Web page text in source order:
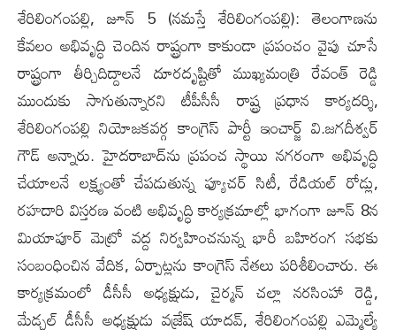
శేరిలింగంపల్లి, జూన్ 5 (న‌మ‌స్తే శేరిలింగంపల్లి): తెలంగాణను
కేవలం అభివృద్ధి చెందిన రాష్ట్రంగా కాకుండా ప్రపంచం వైపు చూసే
రాష్ట్రంగా తీర్చిదిద్దాలనే దూరదృష్టితో ముఖ్యమంత్రి రేవంత్ రెడ్డి
ముందుకు సాగుతున్నారని టీపీసీసీ రాష్ట్ర ప్రధాన కార్యదర్శి,
శేరిలింగంపల్లి నియోజకవర్గ కాంగ్రెస్ పార్టీ ఇంచార్జ్ వి.జ‌గ‌దీశ్వ‌ర్
గౌడ్‌ అన్నారు. హైదరాబాద్‌ను ప్రపంచ స్థాయి నగరంగా అభివృద్ధి
చేయాలనే లక్ష్యంతో చేపడుతున్న ఫ్యూచర్ సిటీ, రేడియల్ రోడ్లు,
రహదారి విస్తరణ వంటి అభివృద్ధి కార్యక్రమాల్లో భాగంగా జూన్ 8న
మియాపూర్ మెట్రో వద్ద నిర్వహించనున్న భారీ బహిరంగ సభకు
సంబంధించిన వేదిక, ఏర్పాట్లను కాంగ్రెస్ నేతలు పరిశీలించారు. ఈ
కార్యక్రమంలో డీసీసీ అధ్యక్షుడు, చైర్మన్ చ‌ల్లా న‌ర‌సింహా రెడ్డి,
మేడ్చల్ డీసీసీ అధ్యక్షుడు వ‌జ్రేష్ యాద‌వ్‌, శేరిలింగంపల్లి ఎమ్మెల్యే